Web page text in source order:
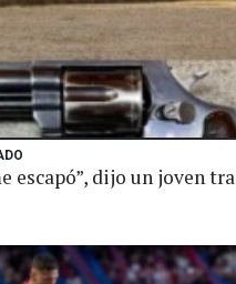
escapó”, dijo un joven